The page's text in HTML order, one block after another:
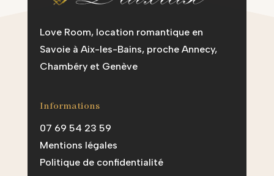
Love Room, location romantique en
Savoie à Aix-les-Bains, proche Annecy,
Chambéry et Genève
Informations
07 69 54 23 59
Mentions légales
Politique de confidentialité